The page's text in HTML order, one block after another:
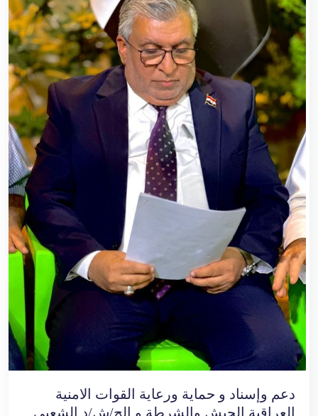
دعم وإسناد و حماية ورعاية القوات الامنية
العراقية الجيش والشرطة و الح/ش/د الشعبي